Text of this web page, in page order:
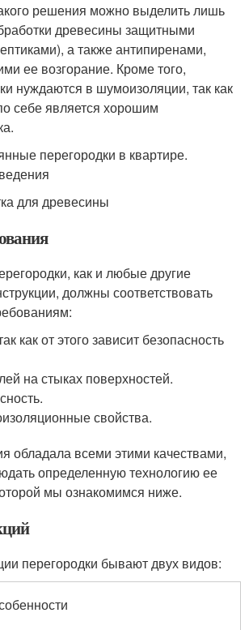
решения можно выделить лишь
древесины защитными
а также антипиренами,
ее возгорание. Кроме того,
нуждаются в шумоизоляции, так как
себе является хорошим
для древесины
как и любые другие
должны соответствовать
как от этого зависит безопасность
на стыках поверхностей.
свойства.
обладала всеми этими качествами,
определенную технологию ее
мы ознакомимся ниже.
перегородки бывают двух видов: